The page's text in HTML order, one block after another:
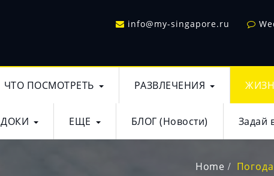
info@my-singapore.ru
ЧТО ПОСМОТРЕТЬ РАЗВЛЕЧЕНИЯ
ДОКИ ЕЩЕ БЛОГ (Новости) Задай
Home